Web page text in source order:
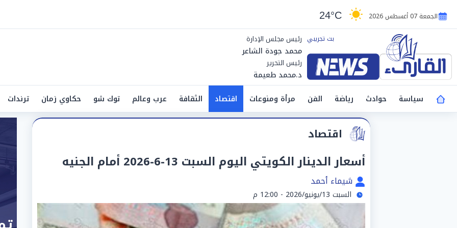
الجمعة 07 أغسطس 2026 24°C
رئيس مجلس الإدارة
محمد جودة الشاعر
رئيس التحرير
د.محمد طعيمة
سياسة
حوادث رياضة الفن مرأة ومنوعات اقتصاد الثقافة عرب وعالم توك شو حكاوي زمان ترندات
اقتصاد
أسعار الدينار الكويتي اليوم السبت 13-6-2026 أمام الجنيه
شيماء أحمد
السبت 13/يونيو/2026 - 12:00 م